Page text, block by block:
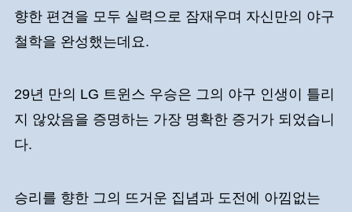
향한 편견을 모두 실력으로 잠재우며 자신만의 야구
철학을 완성했는데요.
29년 만의 LG 트윈스 우승은 그의 야구 인생이 틀리
지 않았음을 증명하는 가장 명확한 증거가 되었습니
다.
승리를 향한 그의 뜨거운 집념과 도전에 아낌없는